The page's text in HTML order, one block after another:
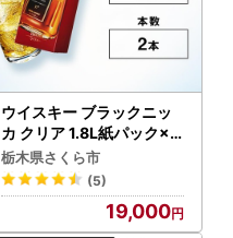
ウイスキー ブラックニッ
カ クリア 1.8L紙パック×2
本
栃木県さくら市
(5)
19,000